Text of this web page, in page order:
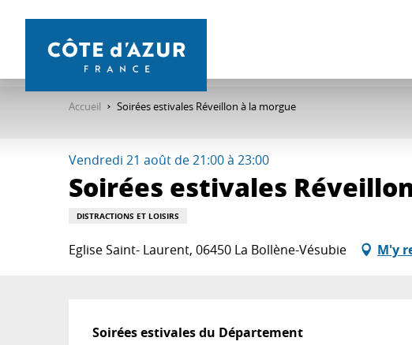
contenu
Accueil Soirées estivales Réveillon à la morgue
Vendredi 21 août de 21:00 à 23:00
Soirées estivales
DISTRACTIONS ET LOISIRS
Eglise Saint- Laurent, 06450 La Bollène-Vésubie M'y
Description
Soirées estivales du Département